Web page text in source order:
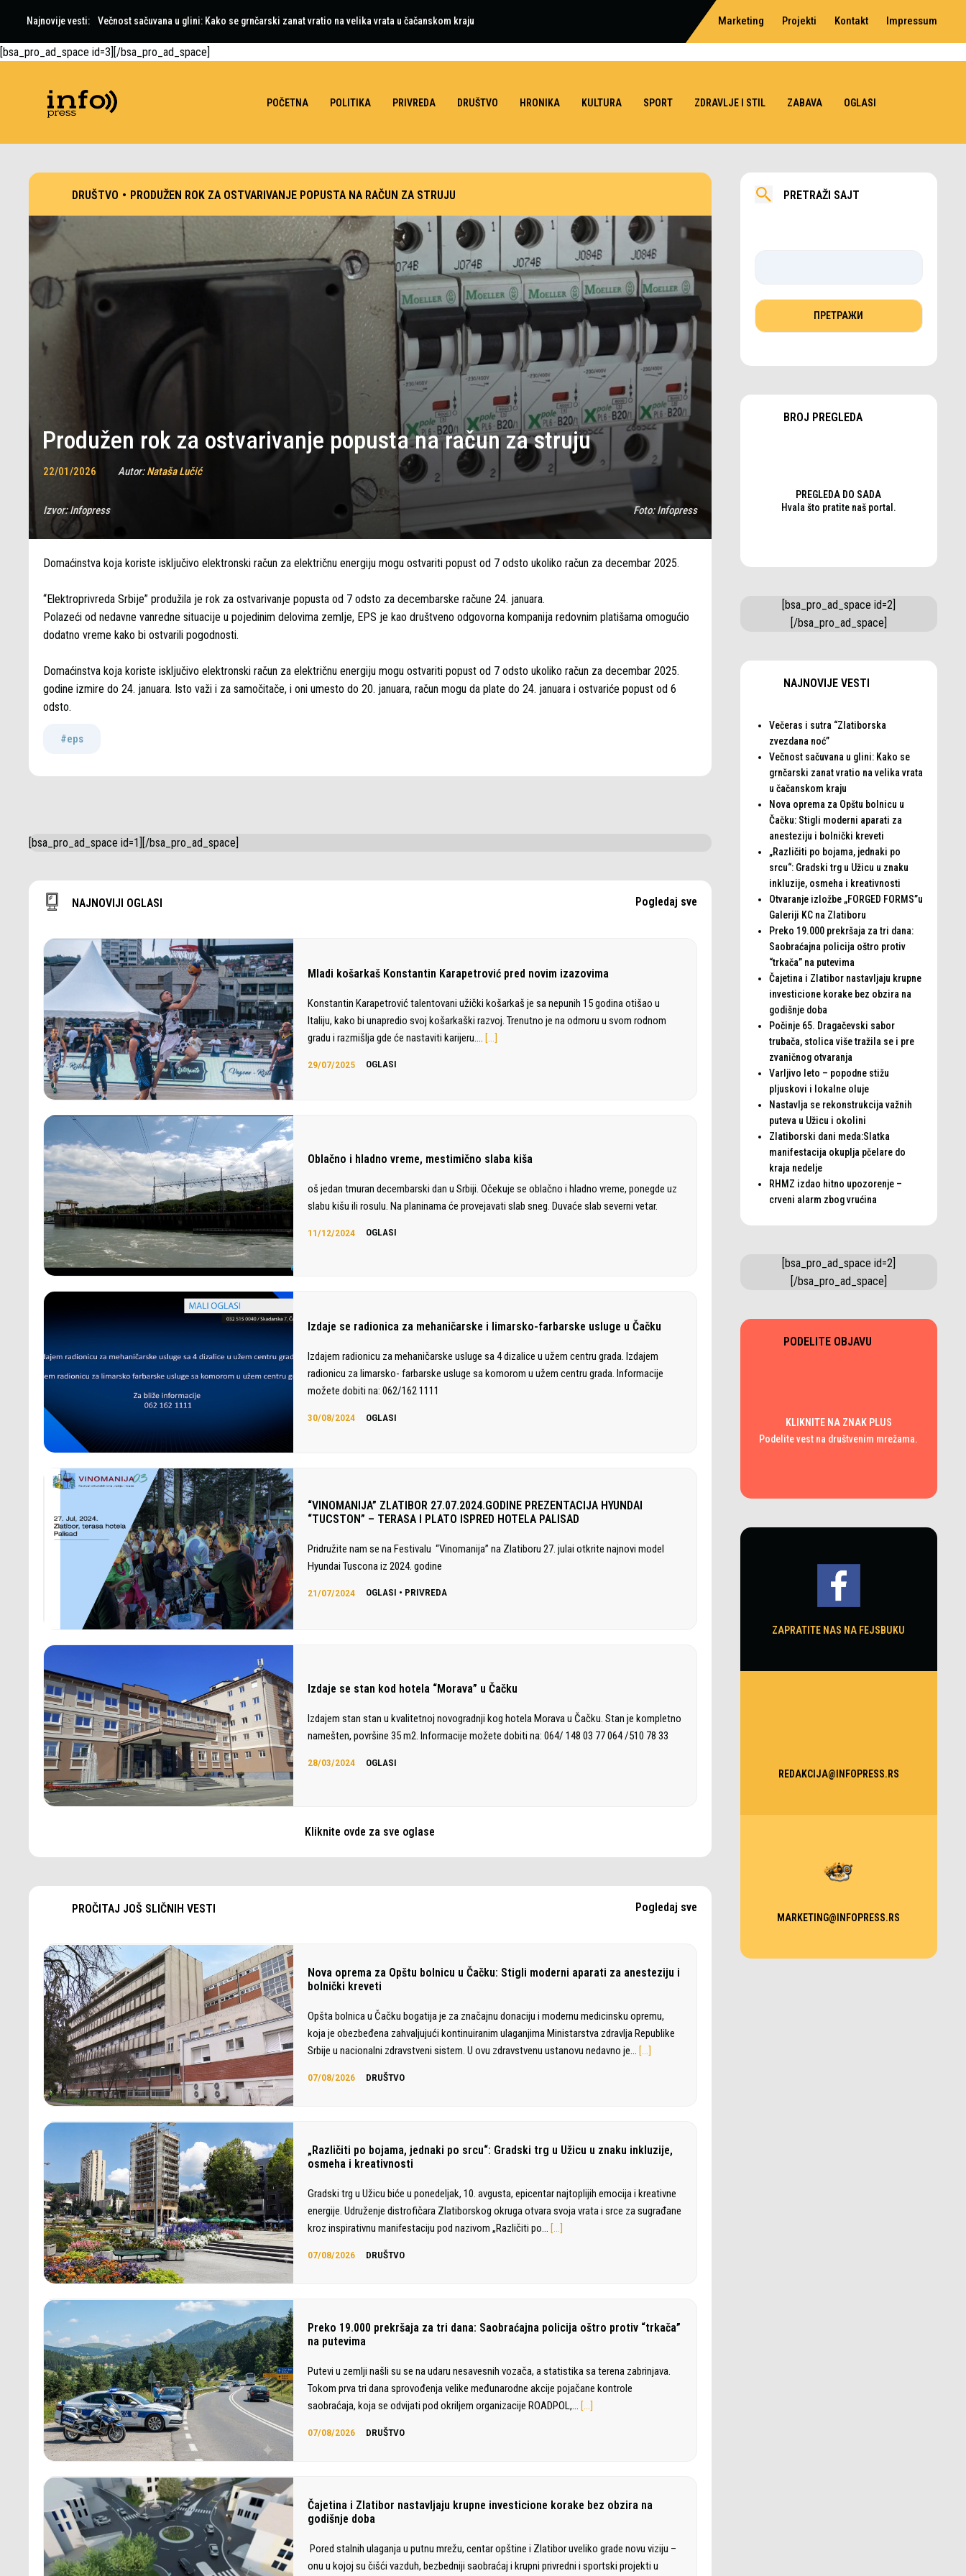
Najnovije vesti: Večnost sačuvana u glini: Kako se grnčarski zanat vratio na velika vrata u čačanskom kraju Marketing Projekti Kontakt Impressum
[bsa_pro_ad_space id=3][/bsa_pro_ad_space]
POČETNA POLITIKA PRIVREDA DRUŠTVO HRONIKA KULTURA SPORT ZDRAVLJE I STIL ZABAVA OGLASI
DRUŠTVO • PRODUŽEN ROK ZA OSTVARIVANJE POPUSTA NA RAČUN ZA STRUJU
Produžen rok za ostvarivanje popusta na račun za struju
22/01/2026 Autor:Nataša Lučić
Izvor:Infopress Foto:Infopress
Domaćinstva koja koriste isključivo elektronski račun za električnu energiju mogu ostvariti popust od 7 odsto ukoliko račun za decembar 2025.
“Elektroprivreda Srbije” produžila je rok za ostvarivanje popusta od 7 odsto za decembarske račune 24. januara.
Polazeći od nedavne vanredne situacije u pojedinim delovima zemlje, EPS je kao društveno odgovorna kompanija redovnim platišama omogućio
dodatno vreme kako bi ostvarili pogodnosti.
Domaćinstva koja koriste isključivo elektronski račun za električnu energiju mogu ostvariti popust od 7 odsto ukoliko račun za decembar 2025.
godine izmire do 24. januara. Isto važi i za samočitače, i oni umesto do 20. januara, račun mogu da plate do 24. januara i ostvariće popust od 6
odsto.
#eps
[bsa_pro_ad_space id=1][/bsa_pro_ad_space]
NAJNOVIJI OGLASI Pogledaj sve
Mladi košarkaš Konstantin Karapetrović pred novim izazovima
Konstantin Karapetrović talentovani užički košarkaš je sa nepunih 15 godina otišao u
Italiju, kako bi unapredio svoj košarkaški razvoj. Trenutno je na odmoru u svom rodnom
gradu i razmišlja gde će nastaviti karijeru.… […]
29/07/2025 OGLASI
Oblačno i hladno vreme, mestimično slaba kiša
oš jedan tmuran decembarski dan u Srbiji. Očekuje se oblačno i hladno vreme, ponegde uz
slabu kišu ili rosulu. Na planinama će provejavati slab sneg. Duvaće slab severni vetar.
11/12/2024 OGLASI
Izdaje se radionica za mehaničarske i limarsko-farbarske usluge u Čačku
Izdajem radionicu za mehaničarske usluge sa 4 dizalice u užem centru grada. Izdajem
radionicu za limarsko- farbarske usluge sa komorom u užem centru grada. Informacije
možete dobiti na: 062/162 1111
30/08/2024 OGLASI
“VINOMANIJA” ZLATIBOR 27.07.2024.GODINE PREZENTACIJA HYUNDAI
“TUCSTON” – TERASA I PLATO ISPRED HOTELA PALISAD
Pridružite nam se na Festivalu “Vinomanija” na Zlatiboru 27. julai otkrite najnovi model
Hyundai Tuscona iz 2024. godine
21/07/2024 OGLASI • PRIVREDA
Izdaje se stan kod hotela “Morava” u Čačku
Izdajem stan stan u kvalitetnoj novogradnji kog hotela Morava u Čačku. Stan je kompletno
namešten, površine 35 m2. Informacije možete dobiti na: 064/ 148 03 77 064 /510 78 33
28/03/2024 OGLASI
Kliknite ovde za sve oglase
PROČITAJ JOŠ SLIČNIH VESTI Pogledaj sve
Nova oprema za Opštu bolnicu u Čačku: Stigli moderni aparati za anesteziju i
bolnički kreveti
Opšta bolnica u Čačku bogatija je za značajnu donaciju i modernu medicinsku opremu,
koja je obezbeđena zahvaljujući kontinuiranim ulaganjima Ministarstva zdravlja Republike
Srbije u nacionalni zdravstveni sistem. U ovu zdravstvenu ustanovu nedavno je… […]
07/08/2026 DRUŠTVO
„Različiti po bojama, jednaki po srcu“: Gradski trg u Užicu u znaku inkluzije,
osmeha i kreativnosti
Gradski trg u Užicu biće u ponedeljak, 10. avgusta, epicentar najtoplijih emocija i kreativne
energije. Udruženje distrofičara Zlatiborskog okruga otvara svoja vrata i srce za sugrađane
kroz inspirativnu manifestaciju pod nazivom „Različiti po… […]
07/08/2026 DRUŠTVO
Preko 19.000 prekršaja za tri dana: Saobraćajna policija oštro protiv “trkača”
na putevima
Putevi u zemlji našli su se na udaru nesavesnih vozača, a statistika sa terena zabrinjava.
Tokom prva tri dana sprovođenja velike međunarodne akcije pojačane kontrole
saobraćaja, koja se odvijati pod okriljem organizacije ROADPOL,… […]
07/08/2026 DRUŠTVO
Čajetina i Zlatibor nastavljaju krupne investicione korake bez obzira na
godišnje doba
Pored stalnih ulaganja u putnu mrežu, centar opštine i Zlatibor uveliko grade novu viziju –
onu u kojoj su čišći vazduh, bezbedniji saobraćaj i krupni privredni i sportski projekti u
PRETRAŽI SAJT
BROJ PREGLEDA
PREGLEDA DO SADA
Hvala što pratite naš portal.
[bsa_pro_ad_space id=2]
[/bsa_pro_ad_space]
NAJNOVIJE VESTI
Večeras i sutra “Zlatiborska
zvezdana noć”
Večnost sačuvana u glini: Kako se
grnčarski zanat vratio na velika vrata
u čačanskom kraju
Nova oprema za Opštu bolnicu u
Čačku: Stigli moderni aparati za
anesteziju i bolnički kreveti
„Različiti po bojama, jednaki po
srcu“: Gradski trg u Užicu u znaku
inkluzije, osmeha i kreativnosti
Otvaranje izložbe „FORGED FORMS”u
Galeriji KC na Zlatiboru
Preko 19.000 prekršaja za tri dana:
Saobraćajna policija oštro protiv
“trkača” na putevima
Čajetina i Zlatibor nastavljaju krupne
investicione korake bez obzira na
godišnje doba
Počinje 65. Dragačevski sabor
trubača, stolica više tražila se i pre
zvaničnog otvaranja
Varljivo leto – popodne stižu
pljuskovi i lokalne oluje
Nastavlja se rekonstrukcija važnih
puteva u Užicu i okolini
Zlatiborski dani meda:Slatka
manifestacija okuplja pčelare do
kraja nedelje
RHMZ izdao hitno upozorenje –
crveni alarm zbog vrućina
[bsa_pro_ad_space id=2]
[/bsa_pro_ad_space]
PODELITE OBJAVU
KLIKNITE NA ZNAK PLUS
Podelite vest na društvenim mrežama.
ZAPRATITE NAS NA FEJSBUKU
REDAKCIJA@INFOPRESS.RS
MARKETING@INFOPRESS.RS